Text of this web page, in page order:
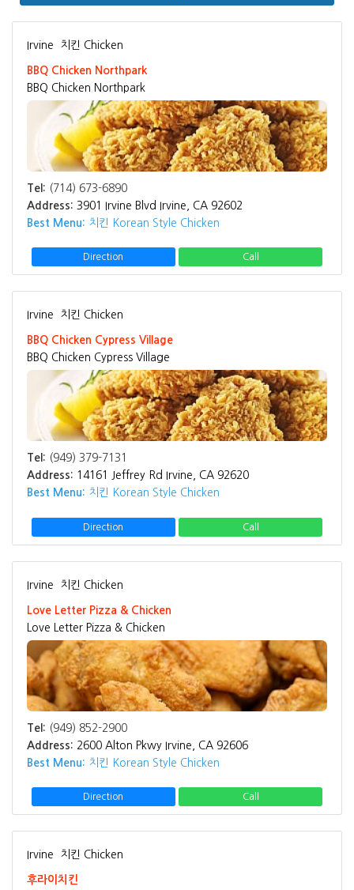
Irvine 치킨 Chicken
BBQ Chicken Northpark
BBQ Chicken Northpark
Tel: (714) 673-6890
Address: 3901 Irvine Blvd Irvine, CA 92602
Best Menu: 치킨 Korean Style Chicken
Direction Call
Irvine 치킨 Chicken
BBQ Chicken Cypress Village
BBQ Chicken Cypress Village
Tel: (949) 379-7131
Address: 14161 Jeffrey Rd Irvine, CA 92620
Best Menu: 치킨 Korean Style Chicken
Direction Call
Irvine 치킨 Chicken
Love Letter Pizza & Chicken
Love Letter Pizza & Chicken
Tel: (949) 852-2900
Address: 2600 Alton Pkwy Irvine, CA 92606
Best Menu: 치킨 Korean Style Chicken
Direction Call
Irvine 치킨 Chicken
후라이치킨